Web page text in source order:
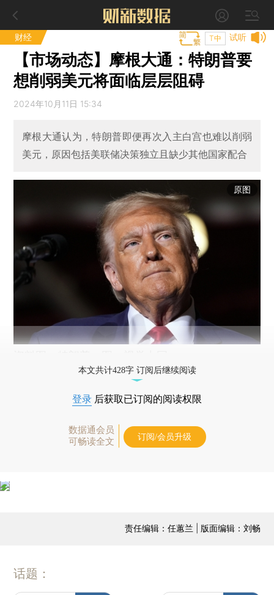
财经 试听
T中
【市场动态】摩根大通：特朗普要
想削弱美元将面临层层阻碍
2024年10月11日 15:34
摩根大通认为，特朗普即便再次入主白宫也难以削弱
美元，原因包括美联储决策独立且缺少其他国家配合
原图
本文共计428字 订阅后继续阅读
登录 后获取已订阅的阅读权限
数据通会员
可畅读全文
订阅/会员升级
责任编辑：任蕙兰 | 版面编辑：刘畅
话题：